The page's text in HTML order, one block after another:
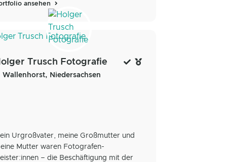
ansehen
Trusch Fotografie
Wallenhorst, Niedersachsen
Urgroßvater, meine Großmutter und
Mutter waren Fotografen-
– die Beschäftigung mit der